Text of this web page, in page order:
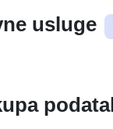
usluge